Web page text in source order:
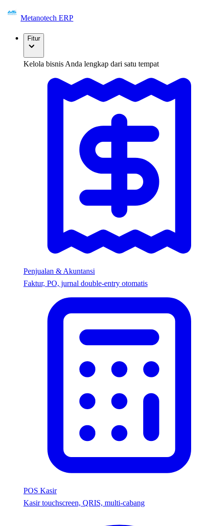
Metanotech ERP
Fitur
Kelola bisnis Anda lengkap dari satu tempat
Penjualan & Akuntansi
Faktur, PO, jurnal double-entry otomatis
POS Kasir
Kasir touchscreen, QRIS, multi-cabang